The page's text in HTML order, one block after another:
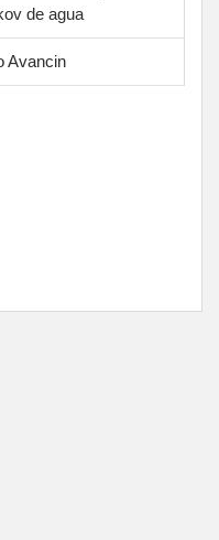
de agua
Avancin